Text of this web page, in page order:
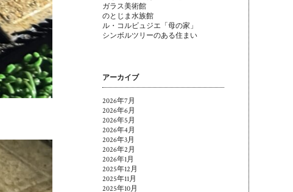
ガラス美術館
のとじま水族館
ル・コルビュジエ「母の家」
シンボルツリーのある住まい
アーカイブ
2026年7月
2026年6月
2026年5月
2026年4月
2026年3月
2026年2月
2026年1月
2025年12月
2025年11月
2025年10月